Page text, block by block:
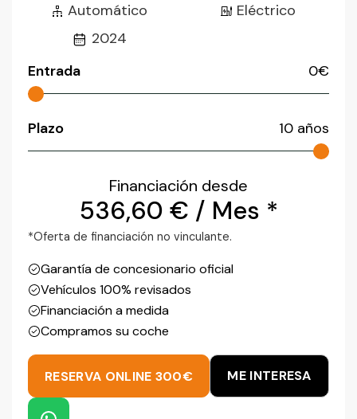
Automático
Eléctrico
2024
Entrada
0€
Plazo 10 años
Financiación desde
536,60 € / Mes *
*Oferta de financiación no vinculante.
Garantía de concesionario oficial
Vehículos 100% revisados
Financiación a medida
Compramos su coche
RESERVA ONLINE 300€ ME INTERESA